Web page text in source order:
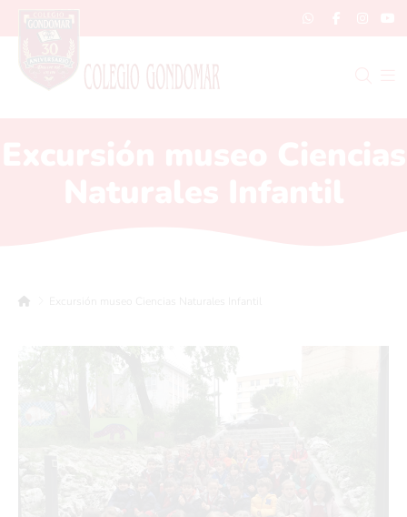
Excursión museo Ciencias Naturales Infantil